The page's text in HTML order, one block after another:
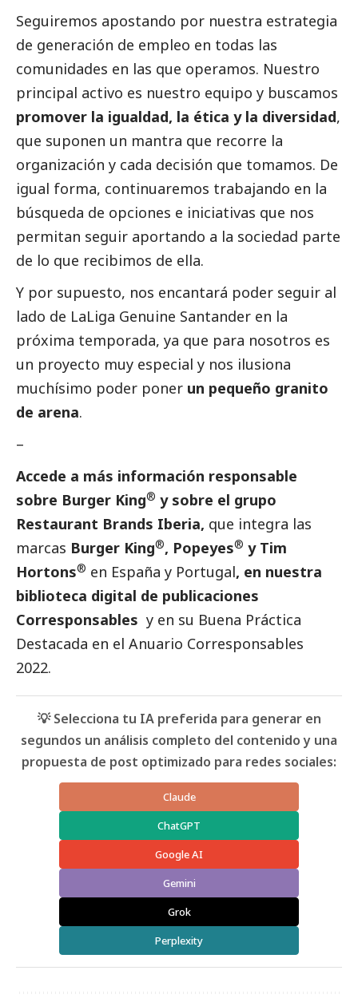
Seguiremos apostando por nuestra estrategia
de generación de empleo en todas las
comunidades en las que operamos. Nuestro
principal activo es nuestro equipo y buscamos
promover la igualdad, la ética y la diversidad,
que suponen un mantra que recorre la
organización y cada decisión que tomamos. De
igual forma, continuaremos trabajando en la
búsqueda de opciones e iniciativas que nos
permitan seguir aportando a la sociedad parte
de lo que recibimos de ella.
Y por supuesto, nos encantará poder seguir al
lado de LaLiga Genuine Santander en la
próxima temporada, ya que para nosotros es
un proyecto muy especial y nos ilusiona
muchísimo poder poner un pequeño granito
de arena.
–
Accede a más información responsable
sobre Burger King® y sobre el grupo
Restaurant Brands Iberia, que integra las
marcas Burger King®, Popeyes® y Tim
Hortons® en España y Portugal, en nuestra
biblioteca digital de publicaciones
Corresponsables y en su Buena Práctica
Destacada en el Anuario Corresponsables
2022.
💡 Selecciona tu IA preferida para generar en
segundos un análisis completo del contenido y una
propuesta de post optimizado para redes sociales:
Claude
ChatGPT
Google AI
Gemini
Grok
Perplexity